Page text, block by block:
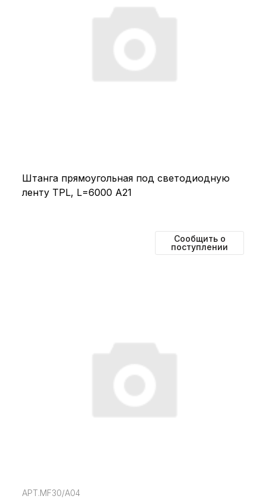
Штанга прямоугольная под светодиодную
ленту TPL, L=6000 А21
Сообщить о
поступлении
АРТ.MF30/А04